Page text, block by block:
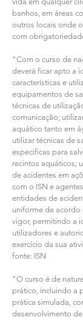
banhos, em áreas
outros locais onde
com
"Com o curso de
deverá ficar apto a
características e
equipamentos de
técnicas de
comunicação;
aquático tanto em
utilizar técnicas de
especificas para
recintos aquáticos;
de acidentes em
com o ISN e
entidades de
uniforme de
vigor, permitindo a
utilizadores e
exercício da sua
fonte: ISN
"O curso é de
prático, incluindo a
prática simulada,
desenvolvimento